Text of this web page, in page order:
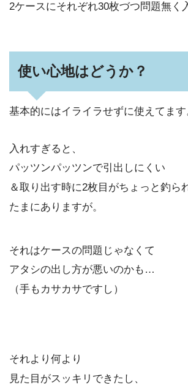
2ケースにそれぞれ30枚づつ問題無く
使い心地はどうか？
基本的にはイライラせずに使えてま
入れすぎると、
パッツンパッツンで引出しにくい
＆取り出す時に2枚目がちょっと釣ら
たまにありますが。
それはケースの問題じゃなくて
アタシの出し方が悪いのかも…
（手もカサカサですし）
それより何より
見た目がスッキリできたし、